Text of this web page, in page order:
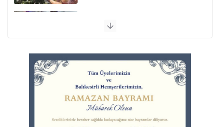
Otomobil Şarampole Devrildi
Balıkesirspor Sevdası İçin
Memleket Tek Yürek
6 Ağustos 2026 Perşembe, 11:51
Büyükşehir’den Kepsut’a Yatırım